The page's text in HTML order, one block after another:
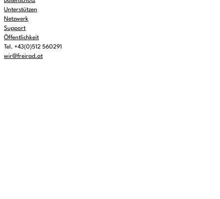
Unterstützen
Netzwerk
Support
Öffentlichkeit
Tel. +43(0)512 560291
wir@freirad.at